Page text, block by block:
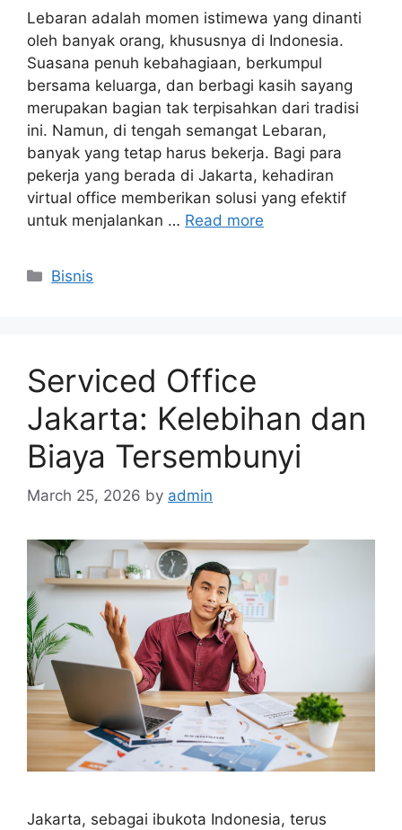
Lebaran adalah momen istimewa yang dinanti
oleh banyak orang, khususnya di Indonesia.
Suasana penuh kebahagiaan, berkumpul
bersama keluarga, dan berbagi kasih sayang
merupakan bagian tak terpisahkan dari tradisi
ini. Namun, di tengah semangat Lebaran,
banyak yang tetap harus bekerja. Bagi para
pekerja yang berada di Jakarta, kehadiran
virtual office memberikan solusi yang efektif
untuk menjalankan … Read more
Categories
Bisnis
Serviced Office
Jakarta: Kelebihan dan
Biaya Tersembunyi
March 25, 2026 by admin
Jakarta, sebagai ibukota Indonesia, terus